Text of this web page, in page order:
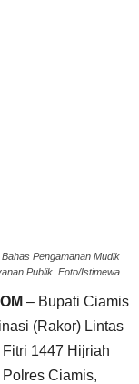
Pengamanan Mudik
Publik. Foto/Istimewa
– Bupati Ciamis
(Rakor) Lintas
1447 Hijriah
Ciamis,